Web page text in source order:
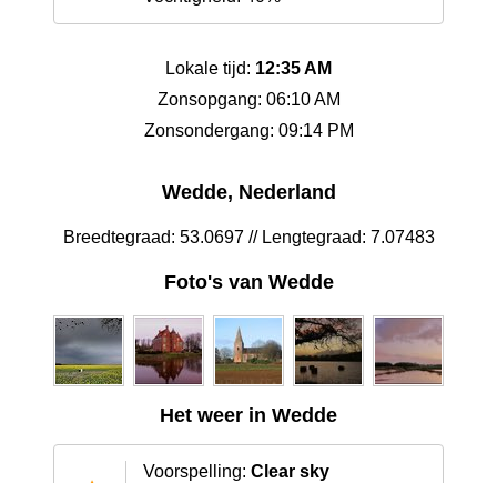
Lokale tijd: 12:35 AM
Zonsopgang: 06:10 AM
Zonsondergang: 09:14 PM
Wedde, Nederland
Breedtegraad: 53.0697 // Lengtegraad: 7.07483
Foto's van Wedde
Het weer in Wedde
Voorspelling: Clear sky